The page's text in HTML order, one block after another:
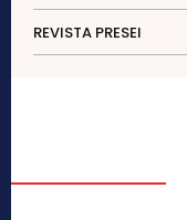
REVISTA PRESEI